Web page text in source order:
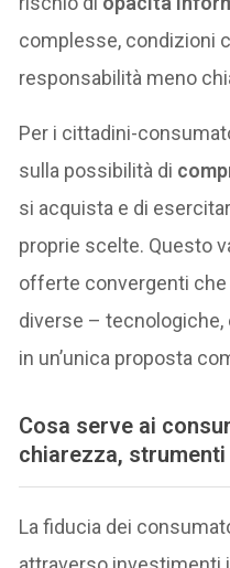
complesse, condizioni
responsabilità meno
Per i cittadini-
sulla possibilità di
si acquista e di
proprie scelte. Questo
offerte convergenti
diverse –
in un’unica proposta
Cosa serve ai
chiarezza,
La fiducia dei